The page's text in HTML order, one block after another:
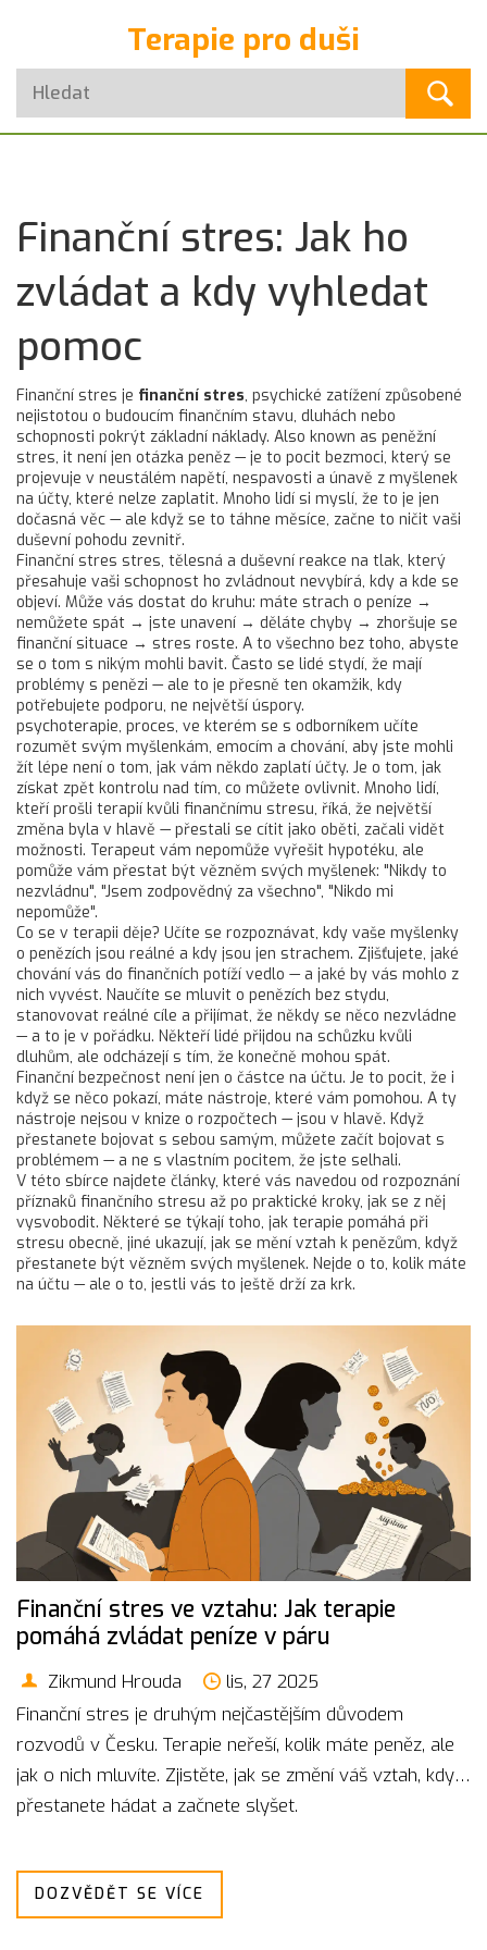
Terapie pro duši
Finanční stres: Jak ho
zvládat a kdy vyhledat
pomoc
Finanční stres je finanční stres, psychické zatížení způsobené
nejistotou o budoucím finančním stavu, dluhách nebo
schopnosti pokrýt základní náklady. Also known as peněžní
stres, it není jen otázka peněz — je to pocit bezmoci, který se
projevuje v neustálém napětí, nespavosti a únavě z myšlenek
na účty, které nelze zaplatit. Mnoho lidí si myslí, že to je jen
dočasná věc — ale když se to táhne měsíce, začne to ničit vaši
duševní pohodu zevnitř.
Finanční stres stres, tělesná a duševní reakce na tlak, který
přesahuje vaši schopnost ho zvládnout nevybírá, kdy a kde se
objeví. Může vás dostat do kruhu: máte strach o peníze →
nemůžete spát → jste unavení → děláte chyby → zhoršuje se
finanční situace → stres roste. A to všechno bez toho, abyste
se o tom s nikým mohli bavit. Často se lidé stydí, že mají
problémy s penězi — ale to je přesně ten okamžik, kdy
potřebujete podporu, ne největší úspory.
psychoterapie, proces, ve kterém se s odborníkem učíte
rozumět svým myšlenkám, emocím a chování, aby jste mohli
žít lépe není o tom, jak vám někdo zaplatí účty. Je o tom, jak
získat zpět kontrolu nad tím, co můžete ovlivnit. Mnoho lidí,
kteří prošli terapií kvůli finančnímu stresu, říká, že největší
změna byla v hlavě — přestali se cítit jako oběti, začali vidět
možnosti. Terapeut vám nepomůže vyřešit hypotéku, ale
pomůže vám přestat být vězněm svých myšlenek: "Nikdy to
nezvládnu", "Jsem zodpovědný za všechno", "Nikdo mi
nepomůže".
Co se v terapii děje? Učíte se rozpoznávat, kdy vaše myšlenky
o penězích jsou reálné a kdy jsou jen strachem. Zjišťujete, jaké
chování vás do finančních potíží vedlo — a jaké by vás mohlo z
nich vyvést. Naučíte se mluvit o penězích bez stydu,
stanovovat reálné cíle a přijímat, že někdy se něco nezvládne
— a to je v pořádku. Někteří lidé přijdou na schůzku kvůli
dluhům, ale odcházejí s tím, že konečně mohou spát.
Finanční bezpečnost není jen o částce na účtu. Je to pocit, že i
když se něco pokazí, máte nástroje, které vám pomohou. A ty
nástroje nejsou v knize o rozpočtech — jsou v hlavě. Když
přestanete bojovat s sebou samým, můžete začít bojovat s
problémem — a ne s vlastním pocitem, že jste selhali.
V této sbírce najdete články, které vás navedou od rozpoznání
příznaků finančního stresu až po praktické kroky, jak se z něj
vysvobodit. Některé se týkají toho, jak terapie pomáhá při
stresu obecně, jiné ukazují, jak se mění vztah k penězům, když
přestanete být vězněm svých myšlenek. Nejde o to, kolik máte
na účtu — ale o to, jestli vás to ještě drží za krk.
Finanční stres ve vztahu: Jak terapie
pomáhá zvládat peníze v páru
Zikmund Hrouda
lis, 27 2025
Finanční stres je druhým nejčastějším důvodem
rozvodů v Česku. Terapie neřeší, kolik máte peněz, ale
jak o nich mluvíte. Zjistěte, jak se změní váš vztah, když
přestanete hádat a začnete slyšet.
DOZVĚDĚT SE VÍCE